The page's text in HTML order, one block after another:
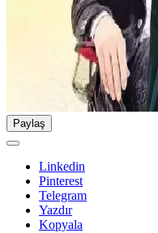
Paylaş
Linkedin
Pinterest
Telegram
Yazdır
Kopyala